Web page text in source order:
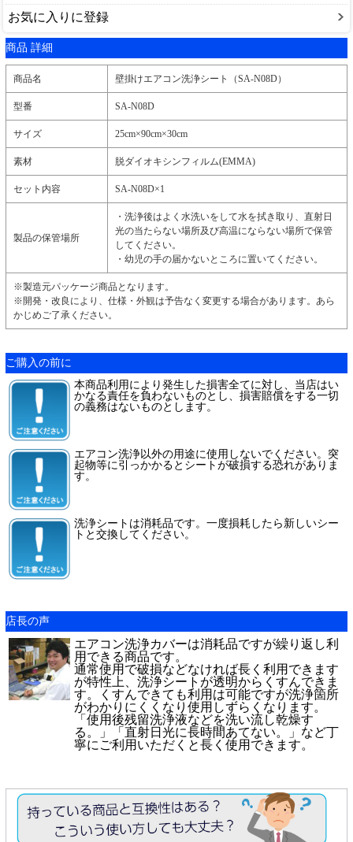
お気に入りに登録
商品 詳細
商品名 壁掛けエアコン洗浄シート（SA-N08D）
型番 SA-N08D
サイズ 25cm×90cm×30cm
素材 脱ダイオキシンフィルム(EMMA)
セット内容 SA-N08D×1
製品の保管場所
・洗浄後はよく水洗いをして水を拭き取り、直射日
光の当たらない場所及び高温にならない場所で保管
してください。
・幼児の手の届かないところに置いてください。
※製造元パッケージ商品となります。
※開発・改良により、仕様・外観は予告なく変更する場合があります。あら
かじめご了承ください。
ご購入の前に
本商品利用により発生した損害全てに対し、当店はい
かなる責任を負わないものとし、損害賠償をする一切
の義務はないものとします。
エアコン洗浄以外の用途に使用しないでください。突
起物等に引っかかるとシートが破損する恐れがありま
す。
洗浄シートは消耗品です。一度損耗したら新しいシー
トと交換してください。
店長の声
エアコン洗浄カバーは消耗品ですが繰り返し利
用できる商品です。
通常使用で破損などなければ長く利用できます
が特性上、洗浄シートが透明からくすんできま
す。くすんできても利用は可能ですが洗浄箇所
がわかりにくくなり使用しずらくなります。
「使用後残留洗浄液などを洗い流し乾燥す
る。」「直射日光に長時間あてない。」など丁
寧にご利用いただくと長く使用できます。